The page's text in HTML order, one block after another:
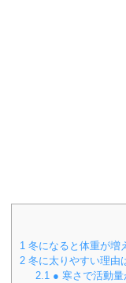
1 冬になると体重が増
2 冬に太りやすい理由
2.1 ● 寒さで活動